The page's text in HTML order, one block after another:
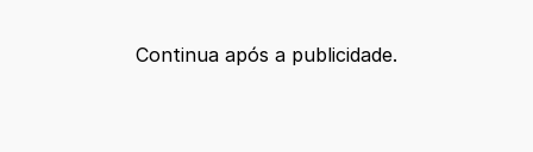
Continua após a publicidade.